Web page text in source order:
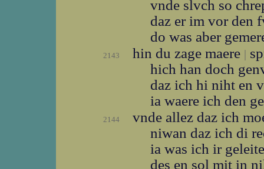
vnde slvch so
daz er im vor den
do was aber
2143 hin du zage maere |
hich han doch
daz ich hi niht en
ia waere ich den
2144
vnde allez daz ich
niwan daz ich di
ia was ich ir
des en sol mit in